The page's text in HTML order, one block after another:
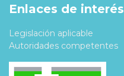
Enlaces de interés
Legislación aplicable
Autoridades competentes